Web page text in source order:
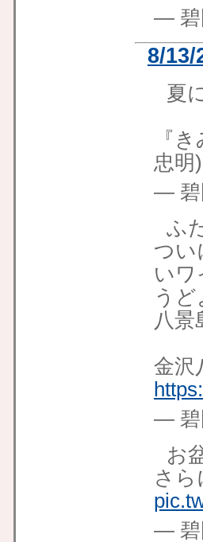
— 碧
8/13/
夏
『
忠明
— 碧
ふ
つい
いワ
うど
八
金沢
— 碧
お
さら
— 碧